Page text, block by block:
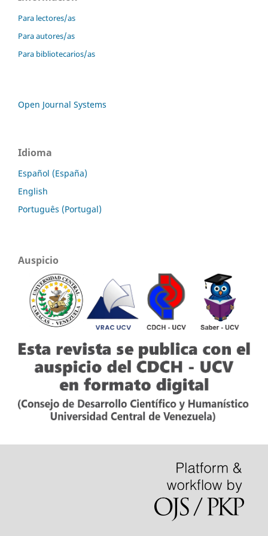
Para lectores/as
Para autores/as
Para bibliotecarios/as
Open Journal Systems
Idioma
Español (España)
English
Português (Portugal)
Auspicio